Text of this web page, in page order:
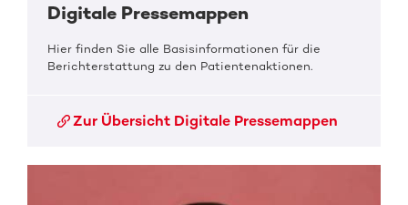
Digitale Pressemappen
Hier finden Sie alle Basisinformationen für die
Berichterstattung zu den Patientenaktionen.
Zur Übersicht Digitale Pressemappen